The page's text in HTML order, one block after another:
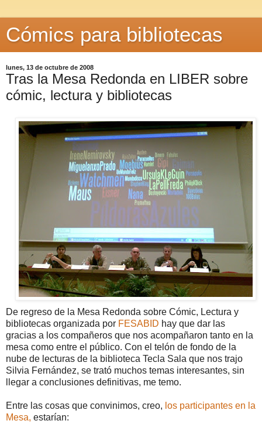
Cómics para bibliotecas
lunes, 13 de octubre de 2008
Tras la Mesa Redonda en LIBER sobre
cómic, lectura y bibliotecas
De regreso de la Mesa Redonda sobre Cómic, Lectura y
bibliotecas organizada por FESABID hay que dar las
gracias a los compañeros que nos acompañaron tanto en la
mesa como entre el público. Con el telón de fondo de la
nube de lecturas de la biblioteca Tecla Sala que nos trajo
Silvia Fernández, se trató muchos temas interesantes, sin
llegar a conclusiones definitivas, me temo.
Entre las cosas que convinimos, creo, los participantes en la
Mesa, estarían: